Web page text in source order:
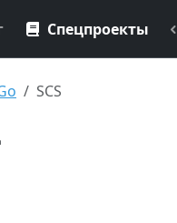
Спецпроекты
SCS